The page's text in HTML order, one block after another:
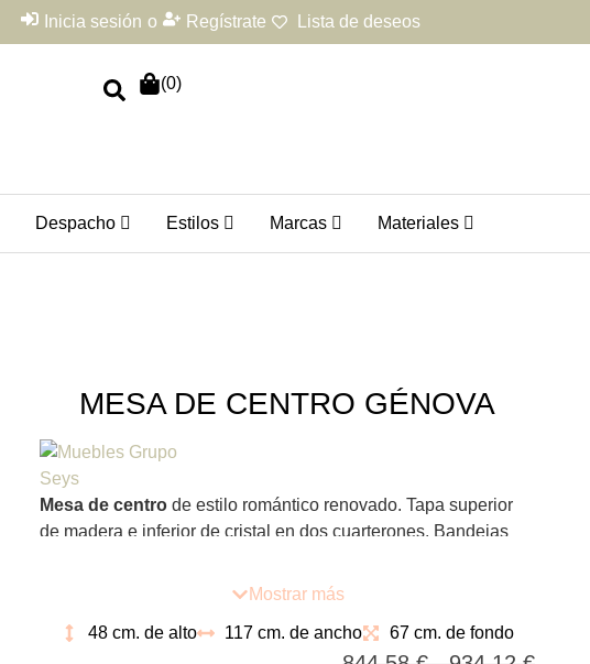
Inicia sesión o Regístrate Lista de deseos
(0)
Despacho Estilos Marcas Materiales
MESA DE CENTRO GÉNOVA
Mesa de centro de estilo romántico renovado. Tapa superior
de madera e inferior de cristal en dos cuarterones. Bandejas
Mostrar más
48 cm. de alto 117 cm. de ancho 67 cm. de fondo